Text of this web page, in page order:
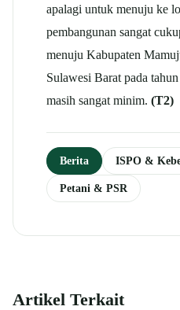
apalagi untuk menuju ke
pembangunan sangat
menuju Kabupaten
Sulawesi Barat pada
masih sangat minim. (T2)
Berita ISPO &
Petani & PSR
Artikel Terkait